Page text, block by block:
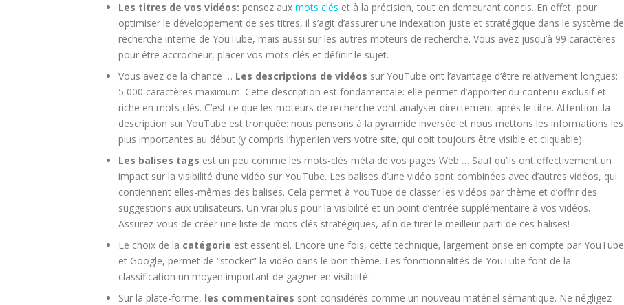
Les titres de vos vidéos: pensez aux mots clés et à la précision, tout en demeurant concis. En effet, pour
optimiser le développement de ses titres, il s’agit d’assurer une indexation juste et stratégique dans le système de
recherche interne de YouTube, mais aussi sur les autres moteurs de recherche. Vous avez jusqu’à 99 caractères
pour être accrocheur, placer vos mots-clés et définir le sujet.
Vous avez de la chance … Les descriptions de vidéos sur YouTube ont l’avantage d’être relativement longues:
5 000 caractères maximum. Cette description est fondamentale: elle permet d’apporter du contenu exclusif et
riche en mots clés. C’est ce que les moteurs de recherche vont analyser directement après le titre. Attention: la
description sur YouTube est tronquée: nous pensons à la pyramide inversée et nous mettons les informations les
plus importantes au début (y compris l’hyperlien vers votre site, qui doit toujours être visible et cliquable).
Les balises tags est un peu comme les mots-clés méta de vos pages Web … Sauf qu’ils ont effectivement un
impact sur la visibilité d’une vidéo sur YouTube. Les balises d’une vidéo sont combinées avec d’autres vidéos, qui
contiennent elles-mêmes des balises. Cela permet à YouTube de classer les vidéos par thème et d’offrir des
suggestions aux utilisateurs. Un vrai plus pour la visibilité et un point d’entrée supplémentaire à vos vidéos.
Assurez-vous de créer une liste de mots-clés stratégiques, afin de tirer le meilleur parti de ces balises!
Le choix de la catégorie est essentiel. Encore une fois, cette technique, largement prise en compte par YouTube
et Google, permet de “stocker” la vidéo dans le bon thème. Les fonctionnalités de YouTube font de la
classification un moyen important de gagner en visibilité.
Sur la plate-forme, les commentaires sont considérés comme un nouveau matériel sémantique. Ne négligez